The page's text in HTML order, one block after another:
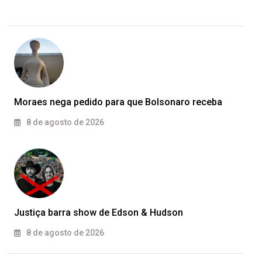
Moraes nega pedido para que Bolsonaro receba
8 de agosto de 2026
Justiça barra show de Edson & Hudson
8 de agosto de 2026